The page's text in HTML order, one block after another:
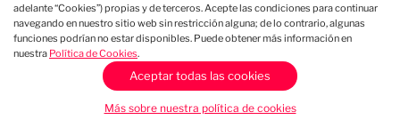
Auditado por: Comscore Asociado a: IAB Perú Licenciado por: APDAYC
adelante “Cookies”) propias y de terceros. Acepte las condiciones para continuar
navegando en nuestro sitio web sin restricción alguna; de lo contrario, algunas
funciones podrían no estar disponibles. Puede obtener más información en
nuestra Política de Cookies.
Aceptar todas las cookies
Más sobre nuestra política de cookies